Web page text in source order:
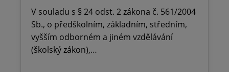
V souladu s § 24 odst. 2 zákona č. 561/2004
Sb., o předškolním, základním, středním,
vyšším odborném a jiném vzdělávání
(školský zákon),…